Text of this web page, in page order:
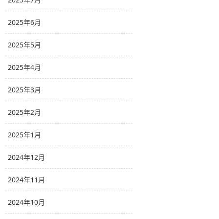
2025年6月
2025年5月
2025年4月
2025年3月
2025年2月
2025年1月
2024年12月
2024年11月
2024年10月